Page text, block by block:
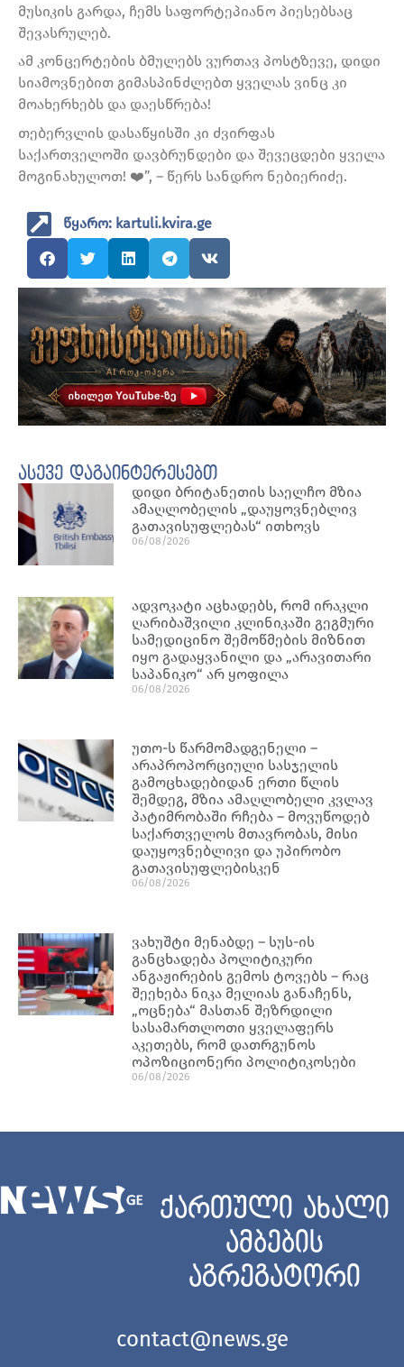
მუსიკის გარდა, ჩემს საფორტეპიანო პიესებსაც
შევასრულებ.
ამ კონცერტების ბმულებს ვურთავ პოსტზევე, დიდი
სიამოვნებით გიმასპინძლებთ ყველას ვინც კი
მოახერხებს და დაესწრება!
თებერვლის დასაწყისში კი ძვირფას
საქართველოში დავბრუნდები და შევეცდები ყველა
მოგინახულოთ! ❤️”, – წერს სანდრო ნებიერიძე.
წყარო: kartuli.kvira.ge
ასევე დაგაინტერესებთ
დიდი ბრიტანეთის საელჩო მზია
ამაღლობელის „დაუყოვნებლივ
გათავისუფლებას“ ითხოვს
06/08/2026
ადვოკატი აცხადებს, რომ ირაკლი
ღარიბაშვილი კლინიკაში გეგმური
სამედიცინო შემოწმების მიზნით
იყო გადაყვანილი და „არავითარი
საპანიკო“ არ ყოფილა
06/08/2026
უთო-ს წარმომადგენელი –
არაპროპორციული სასჯელის
გამოცხადებიდან ერთი წლის
შემდეგ, მზია ამაღლობელი კვლავ
პატიმრობაში რჩება – მოვუწოდებ
საქართველოს მთავრობას, მისი
დაუყოვნებლივი და უპირობო
გათავისუფლებისკენ
06/08/2026
ვახუშტი მენაბდე – სუს-ის
განცხადება პოლიტიკური
ანგაჟირების გემოს ტოვებს – რაც
შეეხება ნიკა მელიას განაჩენს,
„ოცნება“ მასთან შეზრდილი
სასამართლოთი ყველაფერს
აკეთებს, რომ დათრგუნოს
ოპოზიციონერი პოლიტიკოსები
06/08/2026
ქართული ახალი
ამბების
აგრეგატორი
contact@news.ge